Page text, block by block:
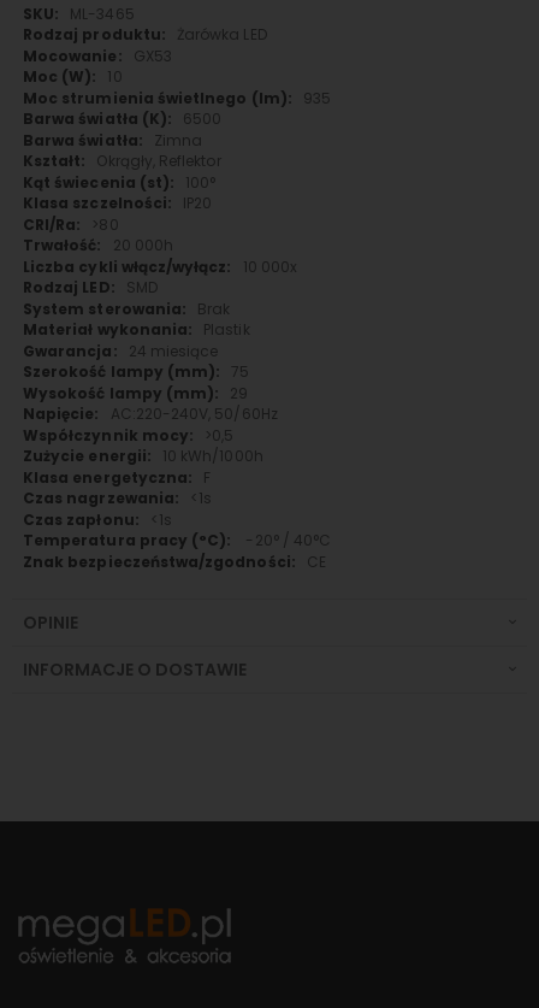
Więcej
informacji
ML-3465
Żarówka LED
GX53
10
935
6500
Zimna
Okrągły, Reflektor
100°
IP20
>80
20 000h
10 000x
SMD
Brak
Plastik
24 miesiące
75
29
AC:220-240V, 50/60Hz
>0,5
10 kWh/1000h
F
<1s
<1s
-20° / 40°C
CE
OPINIE
INFORMACJE O DOSTAWIE